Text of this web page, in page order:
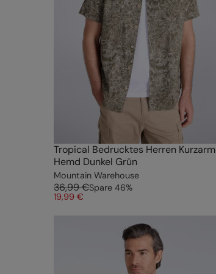
Tropical Bedrucktes Herren Kurzarm
Hemd Dunkel Grün
Mountain Warehouse
36,99 €Spare 46%
19,99 €